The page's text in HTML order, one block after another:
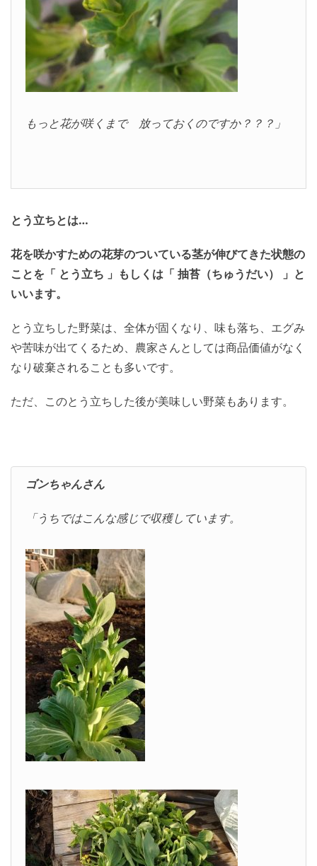
もっと花が咲くまで 放っておくのですか？？？」
とう立ちとは…
花を咲かすための花芽のついている茎が伸びてきた状態の
ことを「 とう立ち 」もしくは「 抽苔（ちゅうだい） 」と
いいます。
とう立ちした野菜は、全体が固くなり、味も落ち、エグみ
や苦味が出てくるため、農家さんとしては商品価値がなく
なり破棄されることも多いです。
ただ、このとう立ちした後が美味しい野菜もあります。
ゴンちゃんさん
「うちではこんな感じで収穫しています。